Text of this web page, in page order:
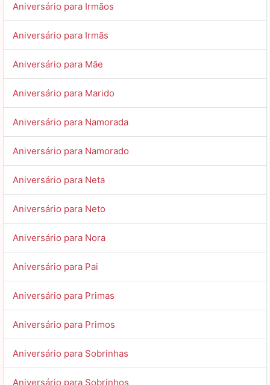
Aniversário para Irmãos
Aniversário para Irmãs
Aniversário para Mãe
Aniversário para Marido
Aniversário para Namorada
Aniversário para Namorado
Aniversário para Neta
Aniversário para Neto
Aniversário para Nora
Aniversário para Pai
Aniversário para Primas
Aniversário para Primos
Aniversário para Sobrinhas
Aniversário para Sobrinhos